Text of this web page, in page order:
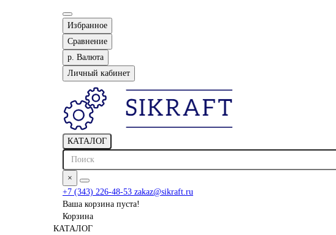
Избранное
Сравнение
р. Валюта
Личный кабинет
КАТАЛОГ
×
+7 (343) 226-48-53 zakaz@sikraft.ru
Ваша корзина пуста!
Корзина
КАТАЛОГ